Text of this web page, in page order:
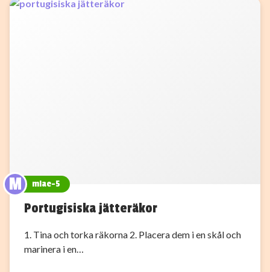
M miae-5
Portugisiska jätteräkor
1. Tina och torka räkorna 2. Placera dem i en skål och
marinera i en…